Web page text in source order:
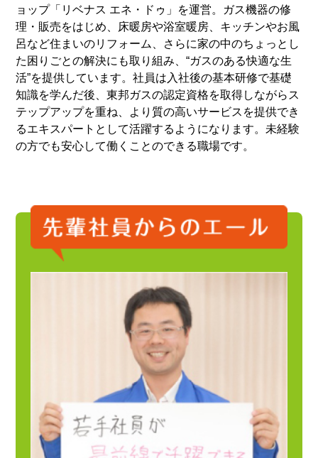
ョップ「リベナス エネ・ドゥ」を運営。ガス機器の修
理・販売をはじめ、床暖房や浴室暖房、キッチンやお風
呂など住まいのリフォーム、さらに家の中のちょっとし
た困りごとの解決にも取り組み、“ガスのある快適な生
活”を提供しています。社員は入社後の基本研修で基礎
知識を学んだ後、東邦ガスの認定資格を取得しながらス
テップアップを重ね、より質の高いサービスを提供でき
るエキスパートとして活躍するようになります。未経験
の方でも安心して働くことのできる職場です。